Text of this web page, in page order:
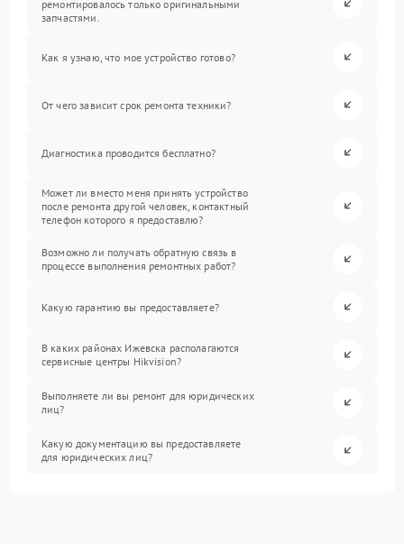
ремонтировалось только оригинальными
запчастями.
Как я узнаю, что мое устройство готово?
От чего зависит срок ремонта техники?
Диагностика проводится бесплатно?
Может ли вместо меня принять устройство
после ремонта другой человек, контактный
телефон которого я предоставлю?
Возможно ли получать обратную связь в
процессе выполнения ремонтных работ?
Какую гарантию вы предоставляете?
В каких районах Ижевска располагаются
сервисные центры Hikvision?
Выполняете ли вы ремонт для юридических
лиц?
Какую документацию вы предоставляете
для юридических лиц?